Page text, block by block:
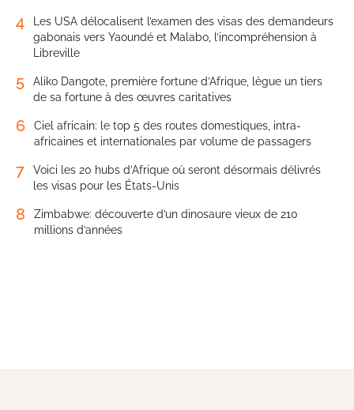
4
Les USA délocalisent l’examen des visas des demandeurs
gabonais vers Yaoundé et Malabo, l’incompréhension à
Libreville
5
Aliko Dangote, première fortune d’Afrique, lègue un tiers
de sa fortune à des œuvres caritatives
6
Ciel africain: le top 5 des routes domestiques, intra-
africaines et internationales par volume de passagers
7
Voici les 20 hubs d’Afrique où seront désormais délivrés
les visas pour les États-Unis
8
Zimbabwe: découverte d’un dinosaure vieux de 210
millions d’années